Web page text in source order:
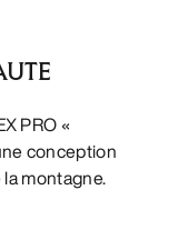
PRO «
conception
montagne.